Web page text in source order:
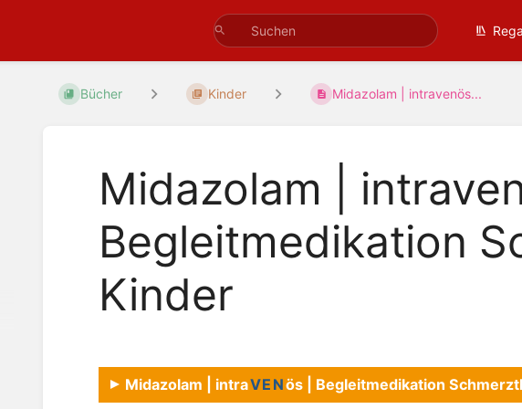
Bücher Kinder Midazolam | intravenös...
Midazolam |
Begleitmedikation
Kinder
Midazolam | intraVENös | Begleitmedikation